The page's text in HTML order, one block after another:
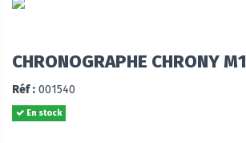
CHRONOGRAPHE CHRONY M1
Réf : 001540
En stock